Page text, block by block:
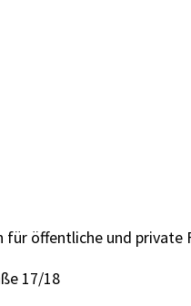
für öffentliche und private
17/18